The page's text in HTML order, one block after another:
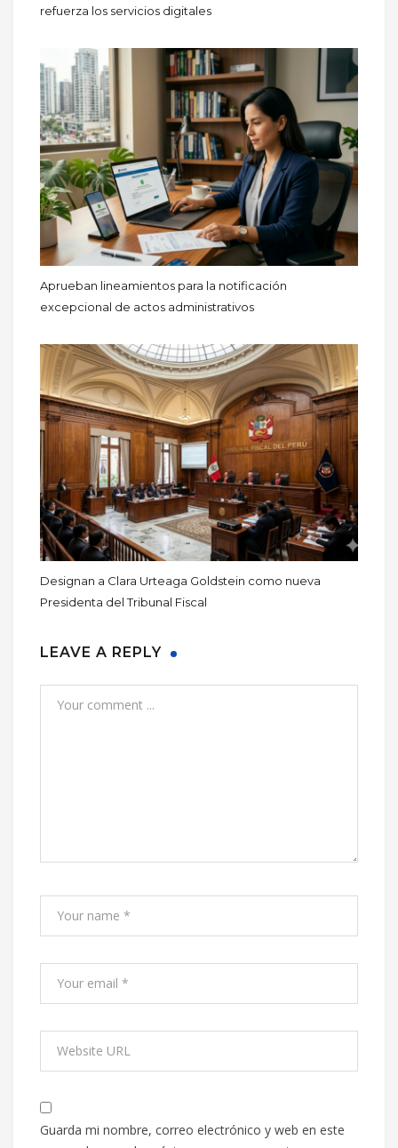
refuerza los servicios digitales
Aprueban lineamientos para la notificación
excepcional de actos administrativos
Designan a Clara Urteaga Goldstein como nueva
Presidenta del Tribunal Fiscal
LEAVE A REPLY
Guarda mi nombre, correo electrónico y web en este